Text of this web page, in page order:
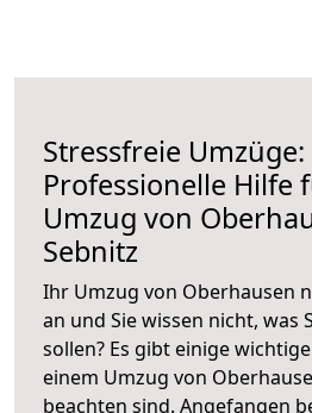
Stressfreie Umzüge:
Professionelle Hilfe
Umzug von
Sebnitz
Ihr Umzug von Oberhausen
an und Sie wissen nicht, was
sollen? Es gibt einige
einem Umzug von
beachten sind. Angefangen